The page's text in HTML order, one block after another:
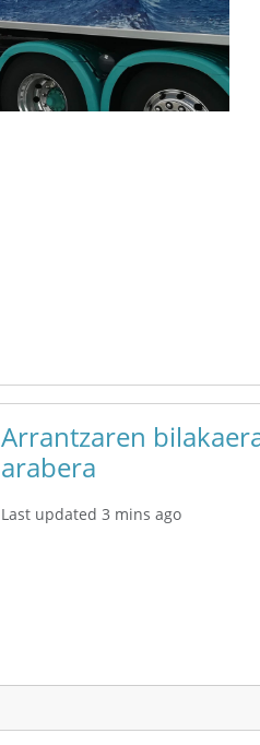
Arrantzaren
arabera
Last updated 3 mins ago